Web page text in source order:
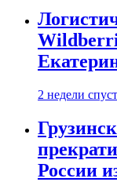
2 недели
России